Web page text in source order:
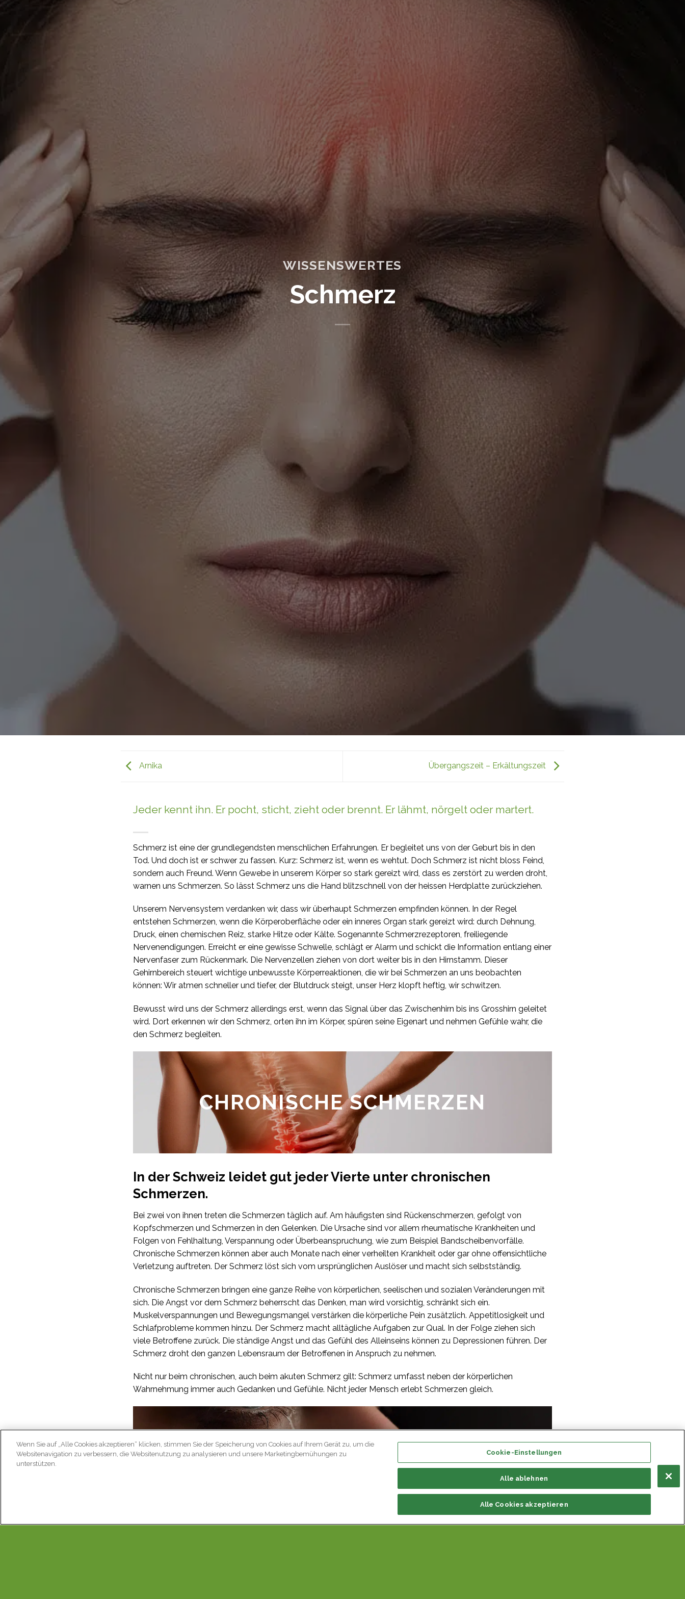
WISSENSWERTES
Schmerz
Jeder kennt ihn. Er pocht, sticht, zieht oder brennt. Er lähmt, nörgelt oder martert.
Schmerz ist eine der grundlegendsten menschlichen Erfahrungen. Er begleitet uns von der Geburt bis in den
Tod. Und doch ist er schwer zu fassen. Kurz: Schmerz ist, wenn es wehtut. Doch Schmerz ist nicht bloss Feind,
sondern auch Freund. Wenn Gewebe in unserem Körper so stark gereizt wird, dass es zerstört zu werden droht,
warnen uns Schmerzen. So lässt Schmerz uns die Hand blitzschnell von der heissen Herdplatte zurückziehen.
Unserem Nervensystem verdanken wir, dass wir überhaupt Schmerzen empfinden können. In der Regel
entstehen Schmerzen, wenn die Körperoberfläche oder ein inneres Organ stark gereizt wird: durch Dehnung,
Druck, einen chemischen Reiz, starke Hitze oder Kälte. Sogenannte Schmerzrezeptoren, freiliegende
Nervenendigungen. Erreicht er eine gewisse Schwelle, schlägt er Alarm und schickt die Information entlang einer
Nervenfaser zum Rückenmark. Die Nervenzellen ziehen von dort weiter bis in den Hirnstamm. Dieser
Gehirnbereich steuert wichtige unbewusste Körperreaktionen, die wir bei Schmerzen an uns beobachten
können: Wir atmen schneller und tiefer, der Blutdruck steigt, unser Herz klopft heftig, wir schwitzen.
Bewusst wird uns der Schmerz allerdings erst, wenn das Signal über das Zwischenhirn bis ins Grosshirn geleitet
wird. Dort erkennen wir den Schmerz, orten ihn im Körper, spüren seine Eigenart und nehmen Gefühle wahr, die
den Schmerz begleiten.
CHRONISCHE SCHMERZEN
In der Schweiz leidet gut jeder Vierte unter chronischen
Schmerzen.
Bei zwei von ihnen treten die Schmerzen täglich auf. Am häufigsten sind Rückenschmerzen, gefolgt von
Kopfschmerzen und Schmerzen in den Gelenken. Die Ursache sind vor allem rheumatische Krankheiten und
Folgen von Fehlhaltung, Verspannung oder Überbeanspruchung, wie zum Beispiel Bandscheibenvorfälle.
Chronische Schmerzen können aber auch Monate nach einer verheilten Krankheit oder gar ohne offensichtliche
Verletzung auftreten. Der Schmerz löst sich vom ursprünglichen Auslöser und macht sich selbstständig.
Chronische Schmerzen bringen eine ganze Reihe von körperlichen, seelischen und sozialen Veränderungen mit
sich. Die Angst vor dem Schmerz beherrscht das Denken, man wird vorsichtig, schränkt sich ein.
Muskelverspannungen und Bewegungsmangel verstärken die körperliche Pein zusätzlich. Appetitlosigkeit und
Schlafprobleme kommen hinzu. Der Schmerz macht alltägliche Aufgaben zur Qual. In der Folge ziehen sich
viele Betroffene zurück. Die ständige Angst und das Gefühl des Alleinseins können zu Depressionen führen. Der
Schmerz droht den ganzen Lebensraum der Betroffenen in Anspruch zu nehmen.
Nicht nur beim chronischen, auch beim akuten Schmerz gilt: Schmerz umfasst neben der körperlichen
Wahrnehmung immer auch Gedanken und Gefühle. Nicht jeder Mensch erlebt Schmerzen gleich.
SEELENSCHMERZ
Arnika Übergangszeit – Erkältungszeit
Wenn Sie auf „Alle Cookies akzeptieren“ klicken, stimmen Sie der Speicherung von Cookies auf Ihrem Gerät zu, um die
Websitenavigation zu verbessern, die Websitenutzung zu analysieren und unsere Marketingbemühungen zu
unterstützen.
Cookie-Einstellungen
Alle ablehnen
Alle Cookies akzeptieren